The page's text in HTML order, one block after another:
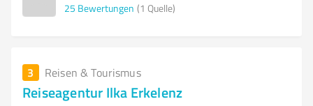
25 Bewertungen (1 Quelle)
3 Reisen & Tourismus
Reiseagentur Ilka Erkelenz